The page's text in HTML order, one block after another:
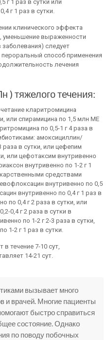
г 1 раз в сутки или
г 1 раз в сутки.
клинического эффекта
уменьшение выраженности
заболевания) следует
пероральный способ применения
лечения
) тяжелого течения:
кларитромицина
или спирамицина по 1,5 млн ME
по 0,5-1 г 4 раза в
амоксициллин/
раза в сутки, или цефепим
или цефотаксим внутривенно
внутривенно по 1-2 г 1
средствами
внутривенно по 0,5
внутривенно по 0,4 г 1 раз в
по 0,4 г 2 раза в сутки, или
0,4 г 2 раза в сутки в
по 1-2 г 2-3 раза в сутки,
1-2 г 1 раз в сутки.
течение 7-10 сут,
14-21 сут.
вызывает много
и врачей. Многие пациенты
быстро справиться
состояние. Однако
по поводу побочных